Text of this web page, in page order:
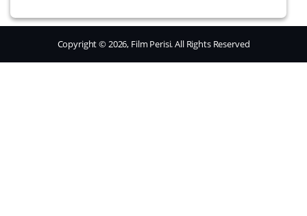
Copyright © 2026, Film Perisi. All Rights Reserved